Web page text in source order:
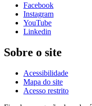
Facebook
Instagram
YouTube
Linkedin
Sobre o site
Acessibilidade
Mapa do site
Acesso restrito